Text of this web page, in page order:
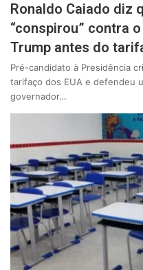
Ronaldo Caiado diz
“conspirou” contra
Trump antes do
Pré-candidato à Presidência
tarifaço dos EUA e defendeu
governador…